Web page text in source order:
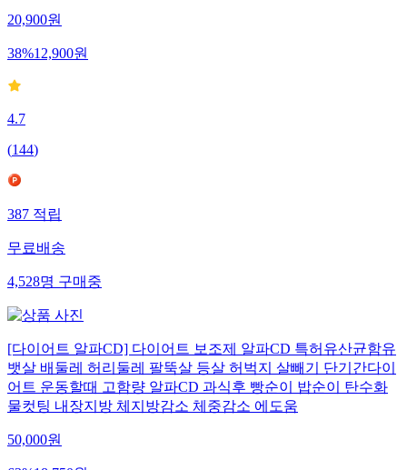
20,900원
38%12,900원
4.7
(144)
387적립
무료배송
4,528명구매중
[다이어트 알파CD] 다이어트 보조제 알파CD 특허유산균함유
뱃살 배둘레 허리둘레 팔뚝살 등살 허벅지 살빼기 단기간다이
어트 운동할때 고함량 알파CD 과식후 빵순이 밥순이 탄수화
물컷팅 내장지방 체지방감소 체중감소 에도움
50,000원